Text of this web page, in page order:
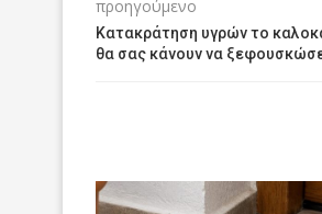
προηγούμενο
Κατακράτηση υγρών το
θα σας κάνουν να